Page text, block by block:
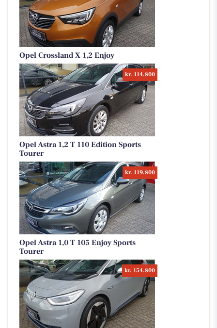
Opel Crossland X 1,2 Enjoy
kr. 114.800
Opel Astra 1,2 T 110 Edition Sports
Tourer
kr. 119.800
Opel Astra 1,0 T 105 Enjoy Sports
Tourer
kr. 154.800